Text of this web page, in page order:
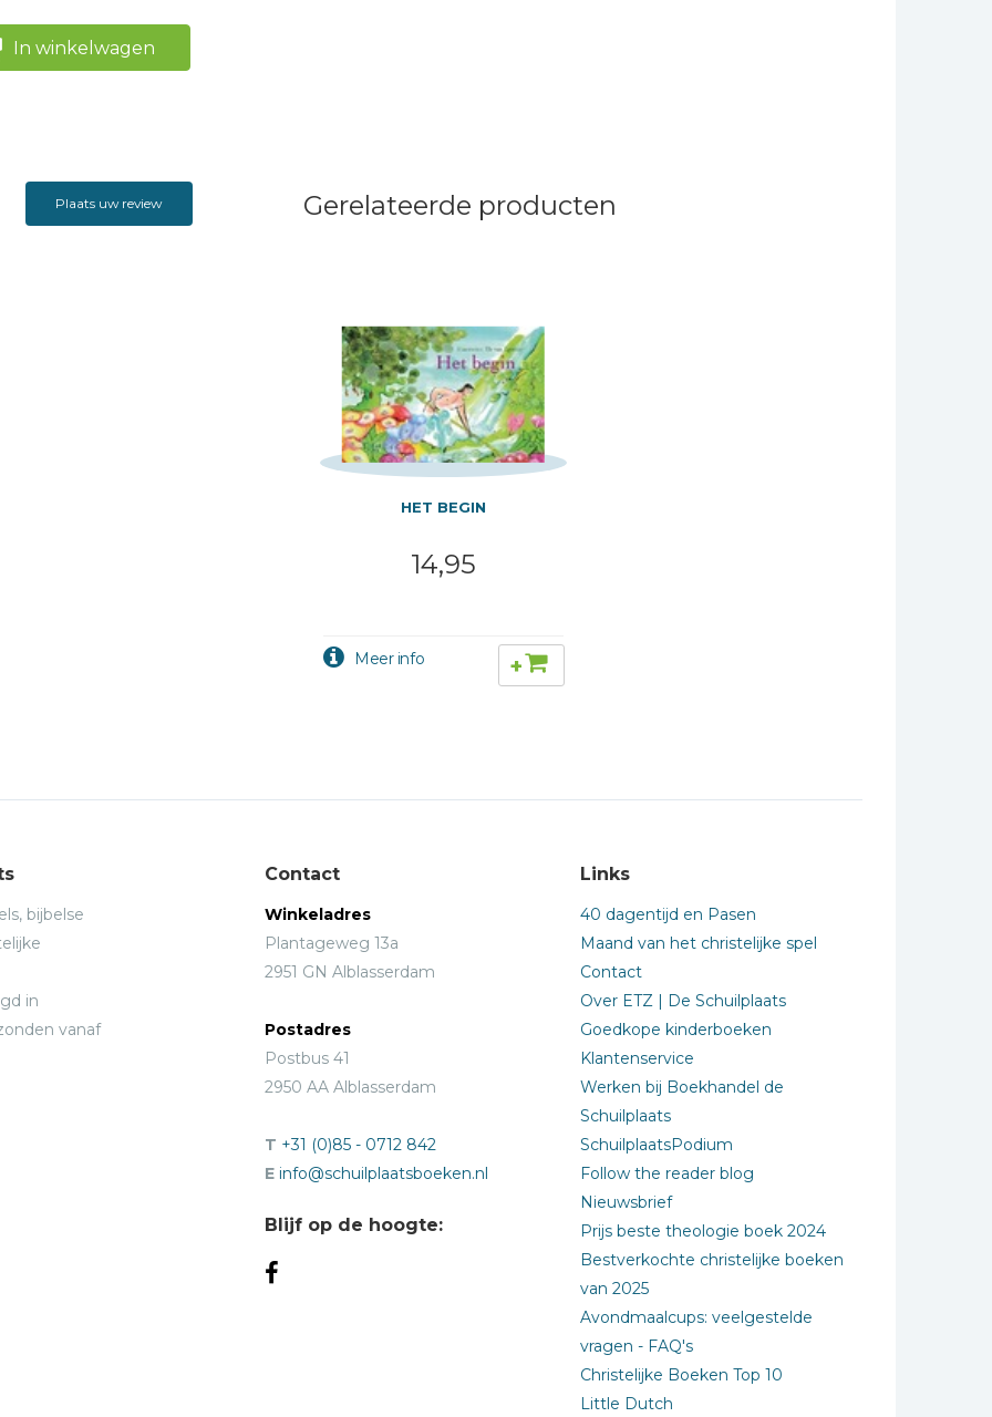
In winkelwagen
Plaats uw review Gerelateerde producten
HET BEGIN
14,95
+
bijbelse
in
vanaf
Contact
Winkeladres
Plantageweg 13a
2951 GN Alblasserdam
Postadres
Postbus 41
2950 AA Alblasserdam
T +31 (0)85 - 0712 842
E info@schuilplaatsboeken.nl
Blijf op de hoogte:
Links
40 dagentijd en Pasen
Maand van het christelijke spel
Contact
Over ETZ | De Schuilplaats
Goedkope kinderboeken
Klantenservice
Werken bij Boekhandel de
Schuilplaats
SchuilplaatsPodium
Follow the reader blog
Nieuwsbrief
Prijs beste theologie boek 2024
Bestverkochte christelijke boeken
van 2025
Avondmaalcups: veelgestelde
vragen - FAQ's
Christelijke Boeken Top 10
Little Dutch